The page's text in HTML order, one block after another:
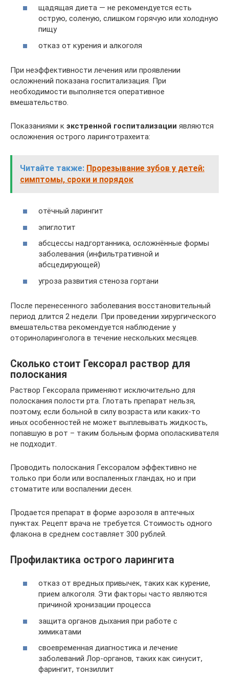
щадящая диета — не рекомендуется есть
острую, соленую, слишком горячую или холодную
пищу
отказ от курения и алкоголя
При неэффективности лечения или проявлении
осложнений показана госпитализация. При
необходимости выполняется оперативное
вмешательство.
Показаниями к экстренной госпитализации являются
осложнения острого ларинготрахеита:
Читайте также: Прорезывание зубов у детей:
симптомы, сроки и порядок
отёчный ларингит
эпиглотит
абсцессы надгортанника, осложнённые формы
заболевания (инфильтративной и
абсцедирующей)
угроза развития стеноза гортани
После перенесенного заболевания восстановительный
период длится 2 недели. При проведении хирургического
вмешательства рекомендуется наблюдение у
оториноларинголога в течение нескольких месяцев.
Сколько стоит Гексорал раствор для
полоскания
Раствор Гексорала применяют исключительно для
полоскания полости рта. Глотать препарат нельзя,
поэтому, если больной в силу возраста или каких-то
иных особенностей не может выплевывать жидкость,
попавшую в рот – таким больным форма ополаскивателя
не подходит.
Проводить полоскания Гексоралом эффективно не
только при боли или воспаленных гландах, но и при
стоматите или воспалении десен.
Продается препарат в форме аэрозоля в аптечных
пунктах. Рецепт врача не требуется. Стоимость одного
флакона в среднем составляет 300 рублей.
Профилактика острого ларингита
отказ от вредных привычек, таких как курение,
прием алкоголя. Эти факторы часто являются
причиной хронизации процесса
защита органов дыхания при работе с
химикатами
своевременная диагностика и лечение
заболеваний Лор-органов, таких как синусит,
фарингит, тонзиллит